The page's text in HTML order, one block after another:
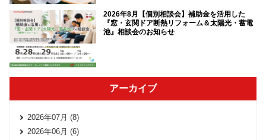
2026年8月【個別相談会】補助金を活用した
『窓・玄関ドア断熱リフォーム＆太陽光・蓄電
池』相談会のお知らせ
アーカイブ
2026年07月 (8)
2026年06月 (6)